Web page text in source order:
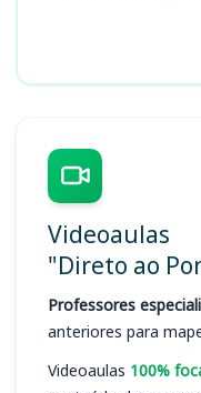
Videoaulas
"Direto ao
Professores
anteriores para
Videoaulas 100%